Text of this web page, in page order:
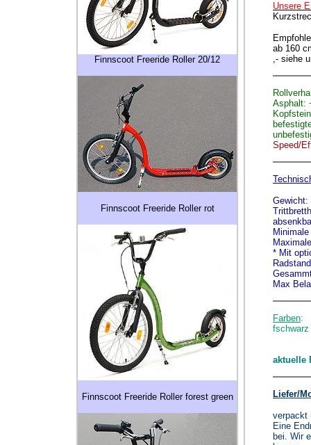
Finnscoot Freeride Roller 20/12
Finnscoot Freeride Roller rot
Finnscoot Freeride Roller forest green
Unsere
ab 160
,- siehe
Asphalt:
Speed/
Gewicht:
* Mit
Max
Farben:
aktuelle
Liefer/
verpackt
Eine
bei. Wir